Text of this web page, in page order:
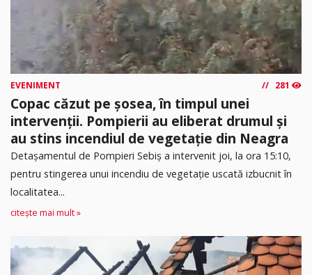
EVENIMENT 281
Copac căzut pe șosea, în timpul unei
intervenții. Pompierii au eliberat drumul și
au stins incendiul de vegetație din Neagra
Detașamentul de Pompieri Sebiș a intervenit joi, la ora 15:10,
pentru stingerea unui incendiu de vegetație uscată izbucnit în
localitatea...
citește mai mult »